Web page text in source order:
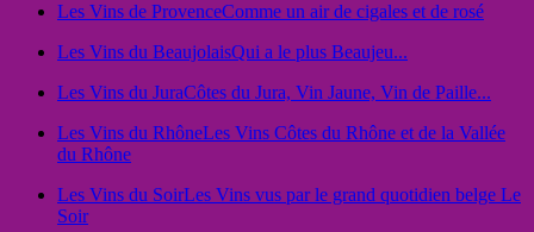
Les Vins de ProvenceComme un air de cigales et de rosé
Les Vins du BeaujolaisQui a le plus Beaujeu...
Les Vins du JuraCôtes du Jura, Vin Jaune, Vin de Paille...
Les Vins du RhôneLes Vins Côtes du Rhône et de la Vallée
du Rhône
Les Vins du SoirLes Vins vus par le grand quotidien belge Le
Soir